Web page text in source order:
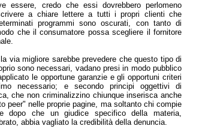
essere, credo che essi dovrebbero perlomeno
a chiare lettere a tutti i propri clienti che
programmi sono oscurati, con tanto di
che il consumatore possa scegliere il fornitore
via migliore sarebbe prevedere che questo tipo di
sono necessari, vadano presi in modo pubblico
le opportune garanzie e gli opportuni criteri
necessario; e secondo principi oggettivi di
che non criminalizzino chiunque inserisca anche
peer" nelle proprie pagine, ma soltanto chi compie
dopo che un giudice specifico della materia,
abbia vagliato la credibilità della denuncia.